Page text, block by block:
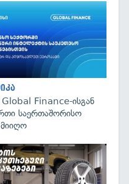
Global Finance-ისგან
საერთაშორისო